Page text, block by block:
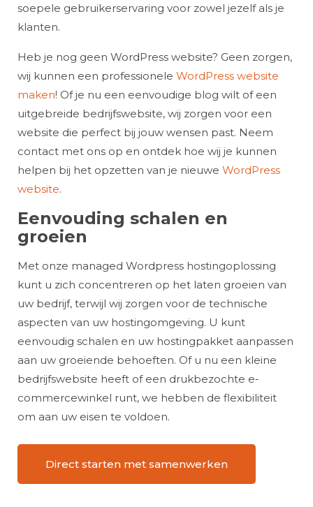
soepele gebruikerservaring voor zowel jezelf als je
klanten.
Heb je nog geen WordPress website? Geen zorgen,
wij kunnen een professionele WordPress website
maken! Of je nu een eenvoudige blog wilt of een
uitgebreide bedrijfswebsite, wij zorgen voor een
website die perfect bij jouw wensen past. Neem
contact met ons op en ontdek hoe wij je kunnen
helpen bij het opzetten van je nieuwe WordPress
website.
Eenvouding schalen en
groeien
Met onze managed Wordpress hostingoplossing
kunt u zich concentreren op het laten groeien van
uw bedrijf, terwijl wij zorgen voor de technische
aspecten van uw hostingomgeving. U kunt
eenvoudig schalen en uw hostingpakket aanpassen
aan uw groeiende behoeften. Of u nu een kleine
bedrijfswebsite heeft of een drukbezochte e-
commercewinkel runt, we hebben de flexibiliteit
om aan uw eisen te voldoen.
Direct starten met samenwerken